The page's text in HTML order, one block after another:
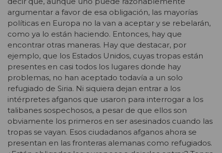
argumentar a favor de esa obligación, las mayorías
políticas en Europa no la van a aceptar y se rebelarán,
como ya lo están haciendo. Entonces, hay que
encontrar otras maneras. Hay que destacar, por
ejemplo, que los Estados Unidos, cuyas tropas están
presentes en casi todos los lugares donde hay
problemas, no han aceptado todavía a un solo
refugiado de Siria. Ni siquiera dejan entrar a los
intérpretes afganos que usaron para interrogar a los
talibanes sospechosos, a pesar de que ellos son
obviamente los primeros en ser asesinados cuando las
tropas se vayan. Esos ciudadanos afganos ahora se
presentan en las fronteras alemanas como refugiados.